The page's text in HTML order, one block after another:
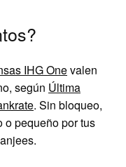
IHG Onevalen
según Última
. Sin bloqueo,
o pequeño por tus